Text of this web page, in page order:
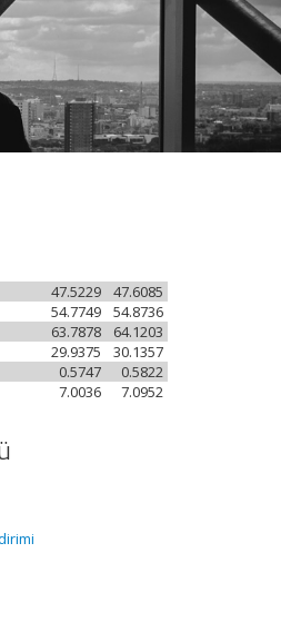
47.6085
47.5229
54.8736
54.7749
64.1203
63.7878
30.1357
29.9375
0.5822
0.5747
7.0952
7.0036